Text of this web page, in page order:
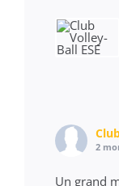
2
Un grand